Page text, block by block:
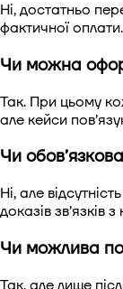
Ні, достатньо
фактичної оплати.
Чи можна
Так. При цьому
але кейси
Чи
Ні, але
доказів зв’язків
Чи можлива
Так, але лише